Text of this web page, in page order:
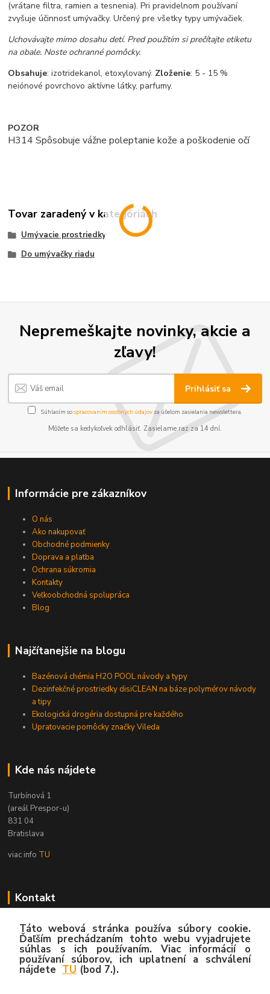
(vrátane filtra, ramien a tesnenia). Pri pravidelnom používaní
zvyšuje účinnosť umývačky. Určený pre všetky typy umývačiek.
Uchovávajte mimo dosahu detí. Pred použitím si prečítajte etiketu
na obale. Noste ochranné pomôcky.
Obsahuje: izotridekanol, etoxylovaný. Zloženie: 5 - 15 %
neiónové povrchovo aktívne látky, parfumy.
POZOR
H314 Spôsobuje vážne poleptanie kože a poškodenie očí
Tovar zaradený v kategóriách
Umývacie prostriedky
Do umývačky riadu
Nepremeškajte novinky, akcie a
zľavy!
Prihlásiť sa
Súhlasím sospracovaním osobných údajov za účelom zasielania newslettera.
Môžete sa kedykoľvek odhlásiť. Zasielame raz za 14 dní.
Informácie pre zákazníkov
O nás
Ako nakupovať
Obchodné podmienky
Doprava a platba
Ochrana súkromia
Kontakty
Veľkoobchodná spolupráca
Blog
Najčítanejšie na blogu
Bazénová chémia H2O POOL návody a typy
Dezinfekčné prostriedky disiCLEAN na báze polymérov návody
a tipy
Ekologická drogéria dostupná pre každého
Upratovacie pomôcky značky Vileda
Kde nás nájdete
Turbínová 1
(areál Prespor-u)
831 04
Bratislava
viac info TU
Kontakt
Zákaznícka podpora
02/4445 8762
(Po-Pia, 8:00-15:30 hod.)
info@hygy.sk
Táto webová stránka používa súbory cookie.
Ďaľším prechádzaním tohto webu vyjadrujete
súhlas s ich používaním. Viac informácií o
používaní súborov, ich uplatnení a schválení
nájdete TU (bod 7.).